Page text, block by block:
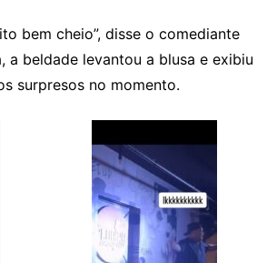
bem cheio”, disse o comediante
a beldade levantou a blusa e exibiu
surpresos no momento.